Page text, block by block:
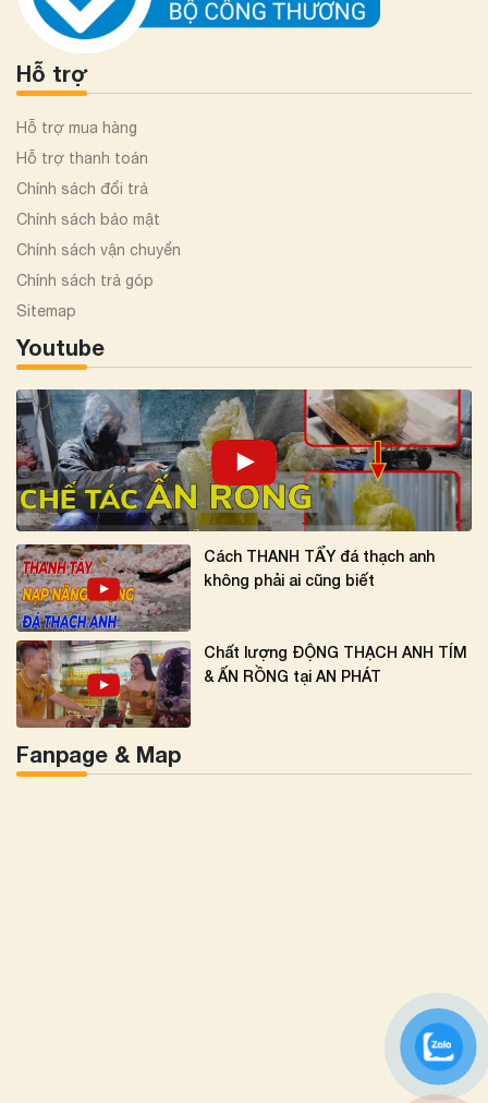
Hỗ trợ
Hỗ trợ mua hàng
Hỗ trợ thanh toán
Chính sách đổi trả
Chính sách bảo mật
Chính sách vận chuyển
Chính sách trả góp
Sitemap
Youtube
Cách THANH TẨY đá thạch anh
không phải ai cũng biết
Chất lượng ĐỘNG THẠCH ANH TÍM
& ẤN RỒNG tại AN PHÁT
Fanpage & Map